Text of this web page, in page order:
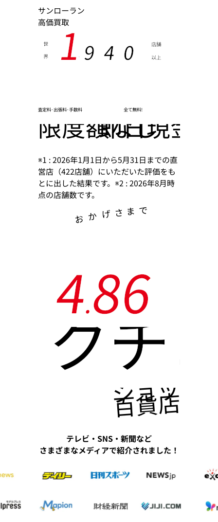
サンローラン
高価買取
世
界
店舗
以上
1, 9 4 0
査定料･出張料･手数料 全て無料!
限度額なし
即日現金
※1 : 2026年1月1日から5月31日までの直
営店（422店舗）にいただいた評価をも
とに出した結果です。※2 : 2026年8月時
点の店舗数です。
お か げ さ ま で
4.
86
クチ
ショッピ
百貨店に
テレビ・SNS・新聞など
さまざまなメディアで紹介されました！